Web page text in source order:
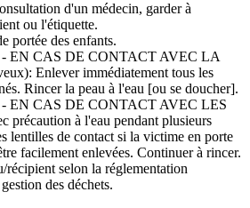
d'un médecin, garder à
ou l'étiquette.
portée des enfants.
- EN CAS DE CONTACT AVEC LA
Enlever immédiatement tous les
Rincer la peau à l'eau [ou se doucher].
- EN CAS DE CONTACT AVEC LES
précaution à l'eau pendant plusieurs
lentilles de contact si la victime en porte
facilement enlevées. Continuer à rincer.
récipient selon la réglementation
des déchets.